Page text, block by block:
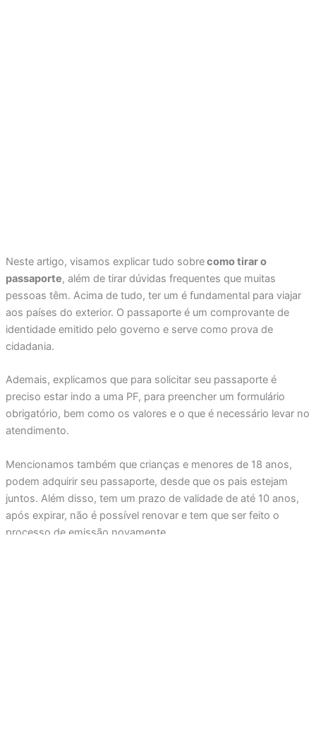
Neste artigo, visamos explicar tudo sobrecomo tirar o
passaporte, além de tirar dúvidas frequentes que muitas
pessoas têm. Acima de tudo, ter um é fundamental para viajar
aos países do exterior. O passaporte é um comprovante de
identidade emitido pelo governo e serve como prova de
cidadania.
Ademais, explicamos que para solicitar seu passaporte é
preciso estar indo a uma PF, para preencher um formulário
obrigatório, bem como os valores e o que é necessário levar no
atendimento.
Mencionamos também que crianças e menores de 18 anos,
podem adquirir seu passaporte, desde que os pais estejam
juntos. Além disso, tem um prazo de validade de até 10 anos,
após expirar, não é possível renovar e tem que ser feito o
processo de emissão novamente.